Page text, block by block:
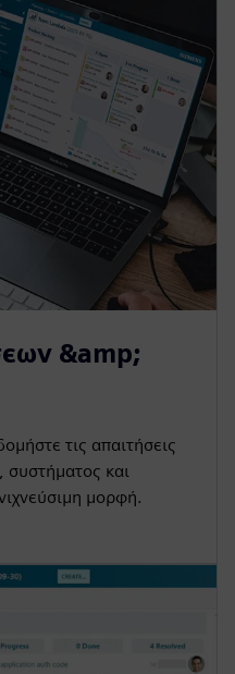
&amp;
τις απαιτήσεις
και
μορφή.